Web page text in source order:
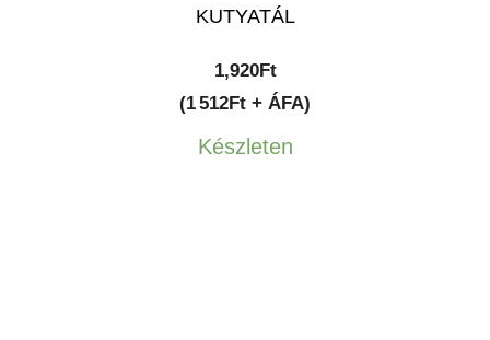
KUTYATÁL
1,920Ft
(1 512Ft + ÁFA)
Készleten